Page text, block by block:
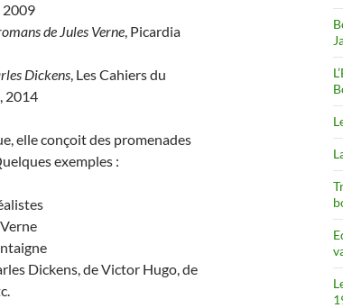
2009
de Jules Verne, Picardia
Dickens, Les Cahiers du
2014
elle conçoit des promenades
exemples :
Dickens, de Victor Hugo, de